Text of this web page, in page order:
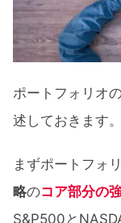
ポートフォリオ
述しておきます。
まずポートフォ
略のコア部分の
S&P500と